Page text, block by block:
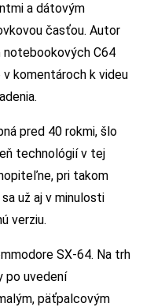
a dátovým
časťou. Autor
C64
v komentároch k videu
pred 40 rokmi, šlo
technológií v tej
pri takom
už aj v minulosti
verziu.
SX-64. Na trh
po uvedení
päťpalcovým